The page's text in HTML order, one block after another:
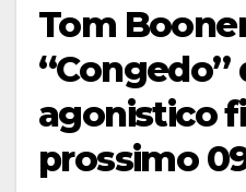
Tom
“Congedo”
agonistico
prossimo